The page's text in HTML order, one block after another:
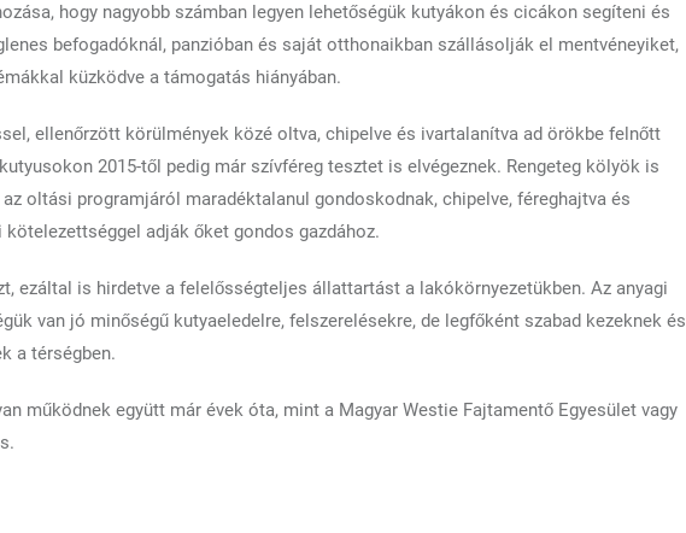
hogy nagyobb számban legyen lehetőségük kutyákon és cicákon segíteni és
befogadóknál, panzióban és saját otthonaikban szállásolják el mentvéneyiket,
küzködve a támogatás hiányában.
ellenőrzött körülmények közé oltva, chipelve és ivartalanítva ad örökbe felnőtt
2015-től pedig már szívféreg tesztet is elvégeznek. Rengeteg kölyök is
oltási programjáról maradéktalanul gondoskodnak, chipelve, féreghajtva és
adják őket gondos gazdához.
ezáltal is hirdetve a felelősségteljes állattartást a lakókörnyezetükben. Az anyagi
van jó minőségű kutyaeledelre, felszerelésekre, de legfőként szabad kezeknek és
a térségben.
működnek együtt már évek óta, mint a Magyar Westie Fajtamentő Egyesület vagy